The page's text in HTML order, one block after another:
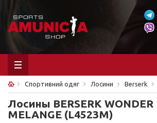
Спортивний одяг Лосини Berserk
Лосины BERSERK WONDER
MELANGE (L4523M)